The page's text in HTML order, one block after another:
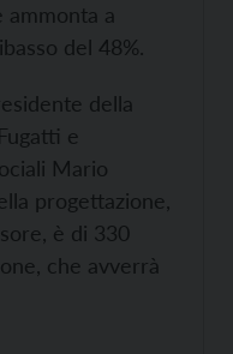
ammonta a
del 48%.
della
e
Mario
progettazione,
è di 330
che avverrà